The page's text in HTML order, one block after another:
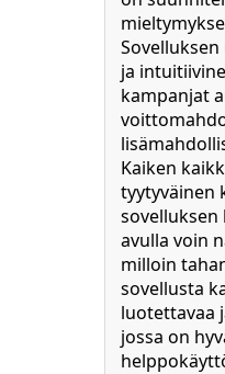
ja
kampanjat
Kaiken
tyytyväinen
sovelluksen
avulla voin
milloin
sovellusta
luotettavaa
jossa on